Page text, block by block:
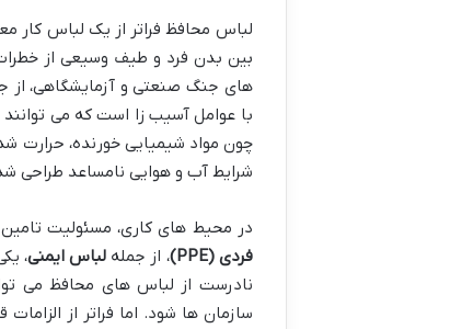
لباس محافظ فراتر از یک لباس کار
بین بدن فرد و طیف وسیعی از
های جنگ صنعتی و آزمایشگاهی،
با عوامل آسیب زا است که می
چون مواد شیمیایی خورنده، حرارت
شرایط آب و هوایی نامساعد طراحی
در محیط های کاری، مسئولیت تامین
فردی (PPE)
، از جمله لباس ایمنی،
نادرست از لباس های محافظ می
سازمان ها شود. اما فراتر از